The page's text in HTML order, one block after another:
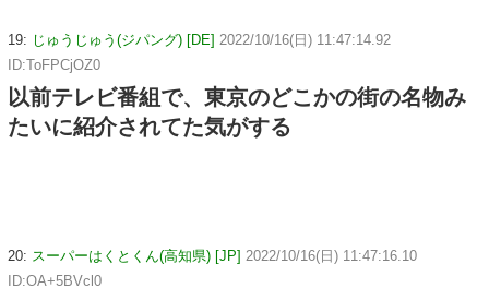
19: じゅうじゅう(ジパング) [DE] 2022/10/16(日) 11:47:14.92
ID:ToFPCjOZ0
以前テレビ番組で、東京のどこかの街の名物み
たいに紹介されてた気がする
20: スーパーはくとくん(高知県) [JP] 2022/10/16(日) 11:47:16.10
ID:OA+5BVcl0